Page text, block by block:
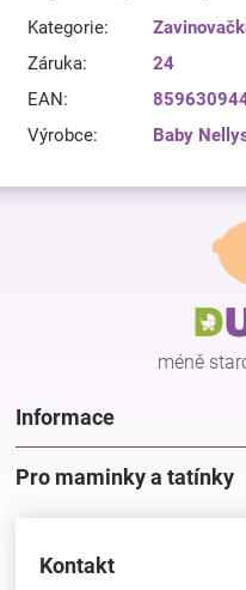
Kategorie:
Záruka:
24
EAN:
Výrobce: Baby
Z
méně
Informace
Pro maminky a tatínky
Kontakt